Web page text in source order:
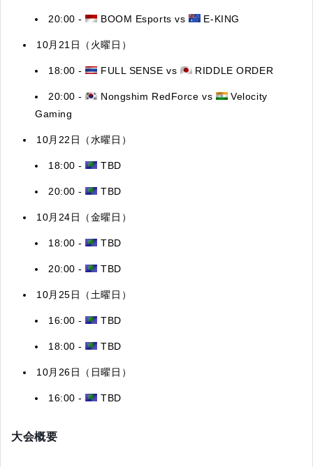
20:00 - BOOM Esports vs E-KING
10月21日（火曜日）
18:00 - FULL SENSE vs RIDDLE ORDER
20:00 - Nongshim RedForce vs
Velocity
Gaming
10月22日（水曜日）
18:00 - TBD
20:00 - TBD
10月24日（金曜日）
18:00 - TBD
20:00 - TBD
10月25日（土曜日）
16:00 - TBD
18:00 - TBD
10月26日（日曜日）
16:00 - TBD
大会概要